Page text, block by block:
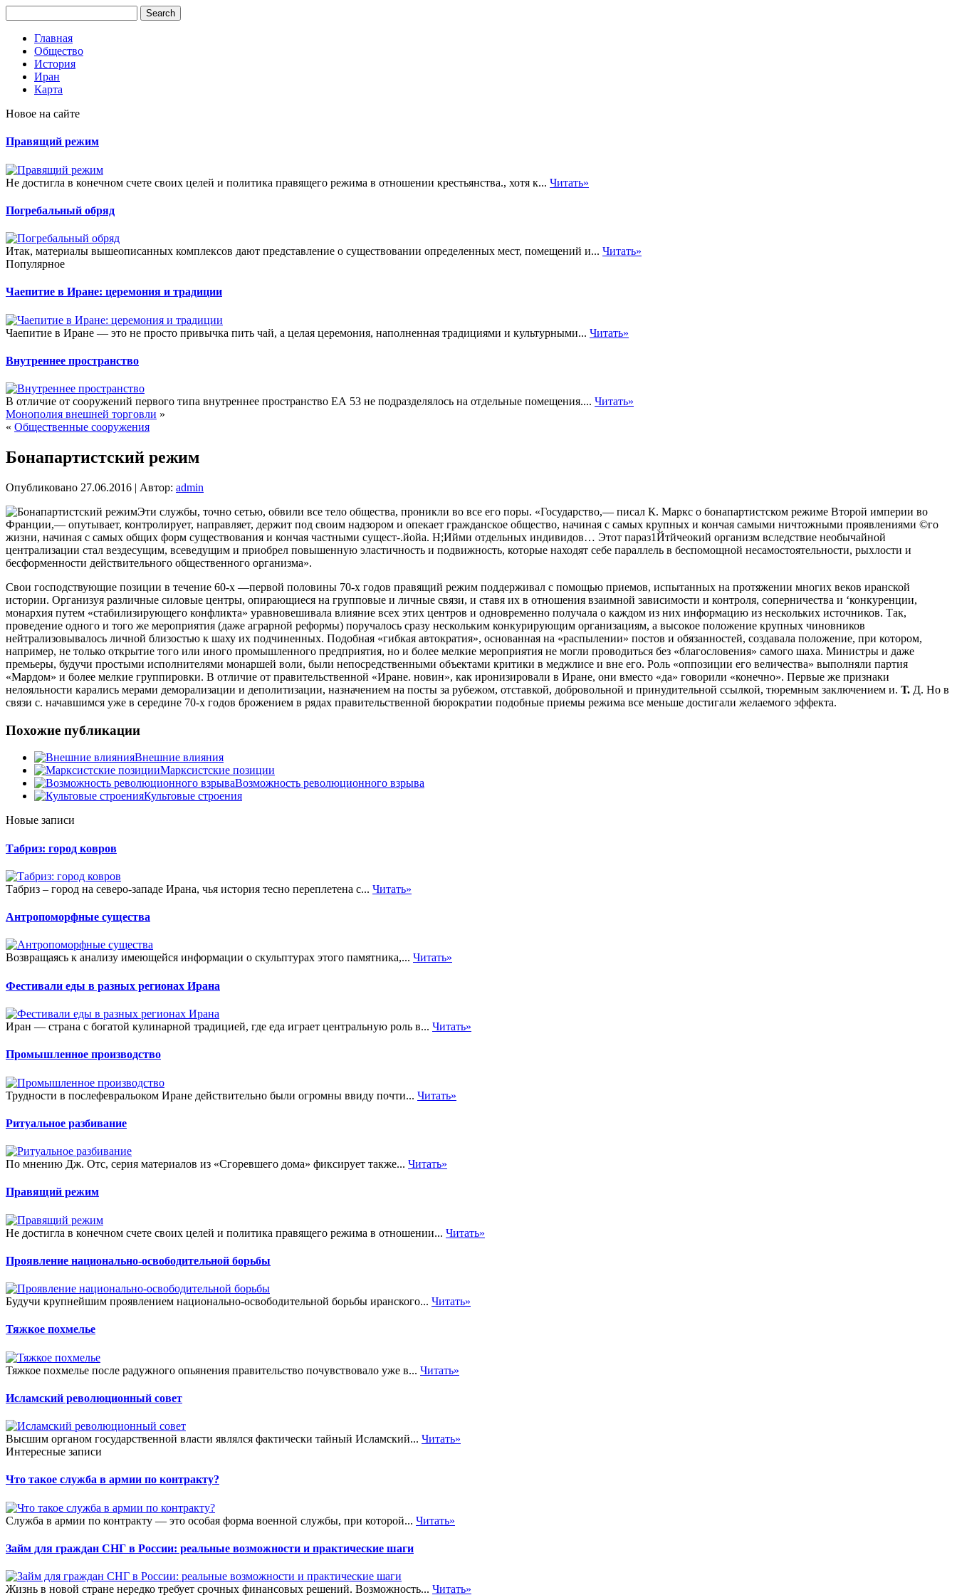
Главная
Общество
История
Иран
Карта
Новое на сайте
Правящий режим
Не достигла в конечном счете своих целей и политика правящего режима в отношении крестьянства., хотя к... Читать»
Погребальный обряд
Итак, материалы вышеописанных комплексов дают представление о существовании определенных мест, помещений и... Читать»
Популярное
Чаепитие в Иране: церемония и традиции
Чаепитие в Иране — это не просто привычка пить чай, а целая церемония, наполненная традициями и культурными... Читать»
Внутреннее пространство
В отличие от сооружений первого типа внутреннее пространство ЕА 53 не подразделялось на отдельные помещения.... Читать»
Монополия внешней торговли »
« Общественные сооружения
Бонапартистский режим
Опубликовано 27.06.2016 | Автор: admin
Эти службы, точно сетью, обвили все тело общества, проникли во все его поры. «Государство,— писал К. Маркс о бонапартистском режиме Второй империи во
Франции,— опутывает, контролирует, направляет, держит под своим надзором и опекает гражданское общество, начиная с самых крупных и кончая самыми ничтожными проявлениями ©го
жизни, начиная с самых общих форм существования и кончая частными сущест-.йойа. Н;Ийми отдельных индивидов… Этот параз1Йтйчеокий организм вследствие необычайной
централизации стал вездесущим, всеведущим и приобрел повышенную эластичность и подвижность, которые находят себе параллель в беспомощной несамостоятельности, рыхлости и
бесформенности действительного общественного организма».
Свои господствующие позиции в течение 60-х —первой половины 70-х годов правящий режим поддерживал с помощью приемов, испытанных на протяжении многих веков иранской
истории. Организуя различные силовые центры, опирающиеся на групповые и личные связи, и ставя их в отношения взаимной зависимости и контроля, соперничества и ‘конкуренции,
монархия путем «стабилизирующего конфликта» уравновешивала влияние всех этих центров и одновременно получала о каждом из них информацию из нескольких источников. Так,
проведение одного и того же мероприятия (даже аграрной реформы) поручалось сразу нескольким конкурирующим организациям, а высокое положение крупных чиновников
нейтрализовывалось личной близостью к шаху их подчиненных. Подобная «гибкая автократия», основанная на «распылении» постов и обязанностей, создавала положение, при котором,
например, не только открытие того или иного промышленного предприятия, но и более мелкие мероприятия не могли проводиться без «благословения» самого шаха. Министры и даже
премьеры, будучи простыми исполнителями монаршей воли, были непосредственными объектами критики в меджлисе и вне его. Роль «оппозиции его величества» выполняли партия
«Мардом» и более мелкие группировки. В отличие от правительственной «Иране. новин», как иронизировали в Иране, они вместо «да» говорили «конечно». Первые же признаки
нелояльности карались мерами деморализации и деполитизации, назначением на посты за рубежом, отставкой, добровольной и принудительной ссылкой, тюремным заключением и. Т. Д. Но в
связи с. начавшимся уже в середине 70-х годов брожением в рядах правительственной бюрократии подобные приемы режима все меньше достигали желаемого эффекта.
Похожие публикации
Внешние влияния
Марксистские позиции
Возможность революционного взрыва
Культовые строения
Новые записи
Табриз: город ковров
Табриз – город на северо-западе Ирана, чья история тесно переплетена с... Читать»
Антропоморфные существа
Возвращаясь к анализу имеющейся информации о скульптурах этого памятника,... Читать»
Фестивали еды в разных регионах Ирана
Иран — страна с богатой кулинарной традицией, где еда играет центральную роль в... Читать»
Промышленное производство
Трудности в послефевральоком Иране действительно были огромны ввиду почти... Читать»
Ритуальное разбивание
По мнению Дж. Отс, серия материалов из «Сгоревшего дома» фиксирует также... Читать»
Правящий режим
Не достигла в конечном счете своих целей и политика правящего режима в отношении... Читать»
Проявление национально-освободительной борьбы
Будучи крупнейшим проявлением национально-освободительной борьбы иранского... Читать»
Тяжкое похмелье
Тяжкое похмелье после радужного опьянения правительство почувствовало уже в... Читать»
Исламский революционный совет
Высшим органом государственной власти являлся фактически тайный Исламский... Читать»
Интересные записи
Что такое служба в армии по контракту?
Служба в армии по контракту — это особая форма военной службы, при которой... Читать»
Займ для граждан СНГ в России: реальные возможности и практические шаги
Жизнь в новой стране нередко требует срочных финансовых решений. Возможность... Читать»